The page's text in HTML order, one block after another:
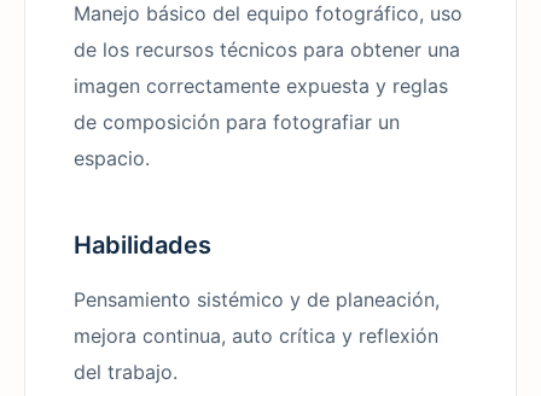
Manejo básico del equipo fotográfico, uso
de los recursos técnicos para obtener una
imagen correctamente expuesta y reglas
de composición para fotografiar un
espacio.
Habilidades
Pensamiento sistémico y de planeación,
mejora continua, auto crítica y reflexión
del trabajo.